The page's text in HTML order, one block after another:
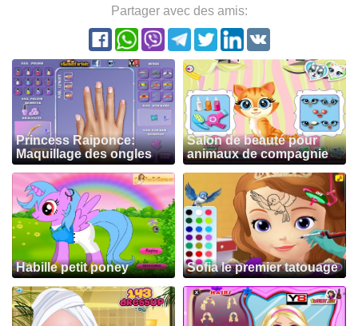
Partager avec des amis:
Princess Raiponce:
Maquillage des ongles
Salon de beauté pour
animaux de compagnie
Habille petit poney Sofia le premier tatouage